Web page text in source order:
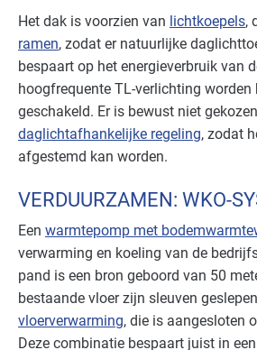
Het dak is voorzien van lichtkoepels,
ramen, zodat er natuurlijke
bespaart op het energieverbruik van
hoogfrequente TL-verlichting
geschakeld. Er is bewust niet
daglichtafhankelijke regeling, zodat
afgestemd kan worden.
VERDUURZAMEN: WKO-
Een warmtepomp met
verwarming en koeling van de
pand is een bron geboord van 50
bestaande vloer zijn sleuven
vloerverwarming, die is aangesloten
Deze combinatie bespaart juist in